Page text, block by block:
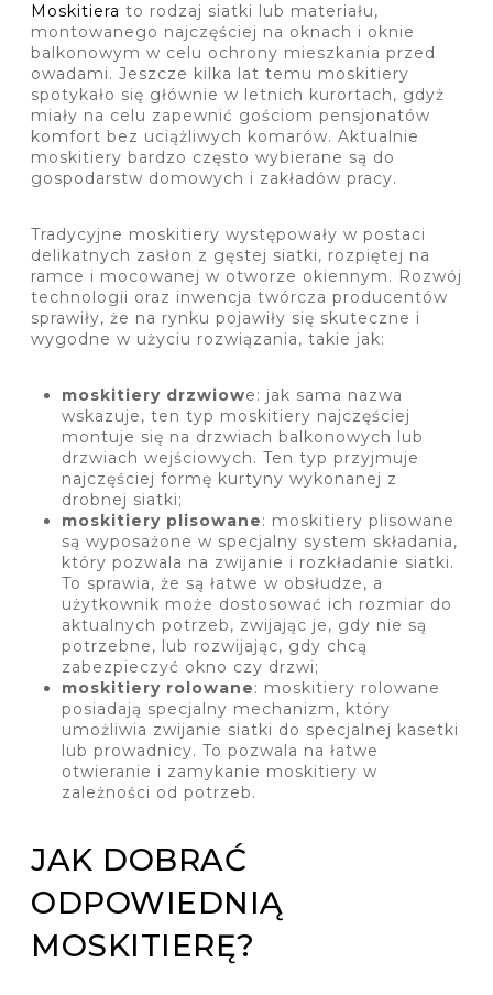
Moskitiera to rodzaj siatki lub materiału,
montowanego najczęściej na oknach i oknie
balkonowym w celu ochrony mieszkania przed
owadami. Jeszcze kilka lat temu moskitiery
spotykało się głównie w letnich kurortach, gdyż
miały na celu zapewnić gościom pensjonatów
komfort bez uciążliwych komarów. Aktualnie
moskitiery bardzo często wybierane są do
gospodarstw domowych i zakładów pracy.
Tradycyjne moskitiery występowały w postaci
delikatnych zasłon z gęstej siatki, rozpiętej na
ramce i mocowanej w otworze okiennym. Rozwój
technologii oraz inwencja twórcza producentów
sprawiły, że na rynku pojawiły się skuteczne i
wygodne w użyciu rozwiązania, takie jak:
moskitiery drzwiowe: jak sama nazwa
wskazuje, ten typ moskitiery najczęściej
montuje się na drzwiach balkonowych lub
drzwiach wejściowych. Ten typ przyjmuje
najczęściej formę kurtyny wykonanej z
drobnej siatki;
moskitiery plisowane: moskitiery plisowane
są wyposażone w specjalny system składania,
który pozwala na zwijanie i rozkładanie siatki.
To sprawia, że są łatwe w obsłudze, a
użytkownik może dostosować ich rozmiar do
aktualnych potrzeb, zwijając je, gdy nie są
potrzebne, lub rozwijając, gdy chcą
zabezpieczyć okno czy drzwi;
moskitiery rolowane: moskitiery rolowane
posiadają specjalny mechanizm, który
umożliwia zwijanie siatki do specjalnej kasetki
lub prowadnicy. To pozwala na łatwe
otwieranie i zamykanie moskitiery w
zależności od potrzeb.
JAK DOBRAĆ
ODPOWIEDNIĄ
MOSKITIERĘ?